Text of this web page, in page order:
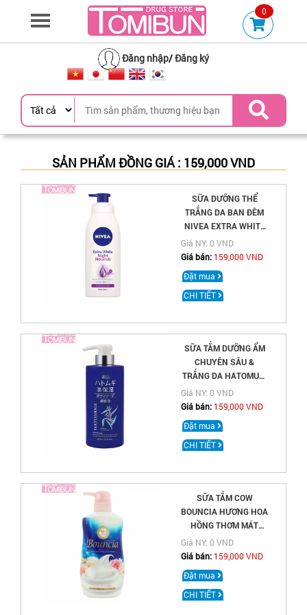
0
Đăng nhập/Đăng ký
SẢN PHẨM ĐỒNG GIÁ : 159,000 VND
SỮA DƯỠNG THỂ
TRẮNG DA BAN ĐÊM
NIVEA EXTRA WHITE
NIGHT NOURISH
400ML
Giá NY: 0 VND
Giá bán: 159,000 VND
Đặt mua
CHI TIẾT
SỮA TẮM DƯỠNG ẨM
CHUYÊN SÂU &
TRẮNG DA HATOMUGI
RICH BODY SOAP
600ML
Giá NY: 0 VND
Giá bán: 159,000 VND
Đặt mua
CHI TIẾT
SỮA TẮM COW
BOUNCIA HƯƠNG HOA
HỒNG THƠM MÁT
QUYẾN RŨ 500ML
Giá NY: 0 VND
Giá bán: 159,000 VND
Đặt mua
CHI TIẾT